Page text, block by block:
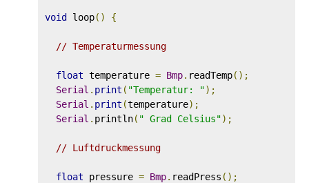
void loop() {
// Temperaturmessung
float temperature = Bmp. readTemp();
Serial . print ( "Temperatur: ");
Serial . print (temperature);
Serial . println( " Grad Celsius");
// Luftdruckmessung
float pressure = Bmp. readPress ();